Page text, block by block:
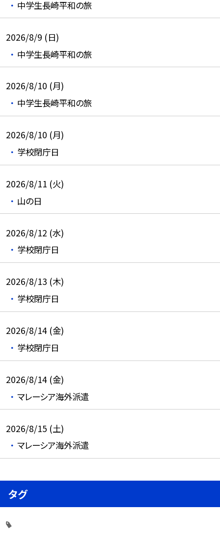
中学生長崎平和の旅
2026/8/9 (日)
中学生長崎平和の旅
2026/8/10 (月)
中学生長崎平和の旅
2026/8/10 (月)
学校閉庁日
2026/8/11 (火)
山の日
2026/8/12 (水)
学校閉庁日
2026/8/13 (木)
学校閉庁日
2026/8/14 (金)
学校閉庁日
2026/8/14 (金)
マレーシア海外派遣
2026/8/15 (土)
マレーシア海外派遣
タグ